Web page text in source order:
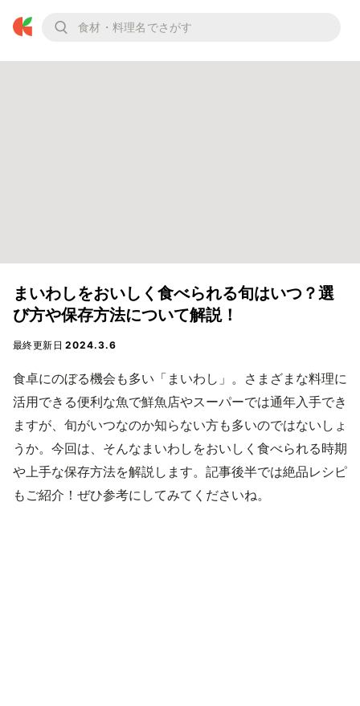
まいわしをおいしく食べられる旬はいつ？選
び方や保存方法について解説！
最終更新日2024.3.6
食卓にのぼる機会も多い「まいわし」。さまざまな料理に
活用できる便利な魚で鮮魚店やスーパーでは通年入手でき
ますが、旬がいつなのか知らない方も多いのではないしょ
うか。今回は、そんなまいわしをおいしく食べられる時期
や上手な保存方法を解説します。記事後半では絶品レシピ
もご紹介！ぜひ参考にしてみてくださいね。